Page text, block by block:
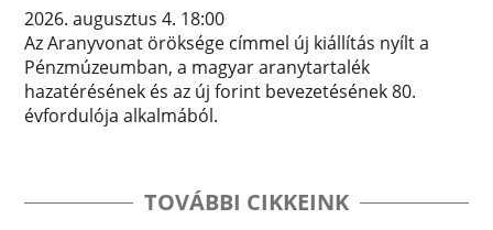
2026. augusztus 4. 18:00
Az Aranyvonat öröksége címmel új kiállítás nyílt a
Pénzmúzeumban, a magyar aranytartalék
hazatérésének és az új forint bevezetésének 80.
évfordulója alkalmából.
TOVÁBBI CIKKEINK